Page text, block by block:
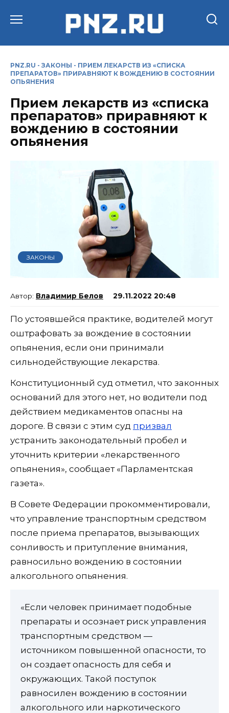
PNZ.RU - ЗАКОНЫ - ПРИЕМ ЛЕКАРСТВ ИЗ «СПИСКА
ПРЕПАРАТОВ» ПРИРАВНЯЮТ К ВОЖДЕНИЮ В СОСТОЯНИИ
ОПЬЯНЕНИЯ
Прием лекарств из «списка
препаратов» приравняют к
вождению в состоянии
опьянения
ЗАКОНЫ
Владимир Белов 29.11.2022 20:48
По устоявшейся практике, водителей могут
оштрафовать за вождение в состоянии
опьянения, если они принимали
сильнодействующие лекарства.
Конституционный суд отметил, что законных
оснований для этого нет, но водители под
действием медикаментов опасны на
дороге. В связи с этим суд призвал
устранить законодательный пробел и
уточнить критерии «лекарственного
опьянения», сообщает «Парламентская
газета».
В Совете Федерации прокомментировали,
что управление транспортным средством
после приема препаратов, вызывающих
сонливость и притупление внимания,
равносильно вождению в состоянии
алкогольного опьянения.
«Если человек принимает подобные
препараты и осознает риск управления
транспортным средством —
источником повышенной опасности, то
он создает опасность для себя и
окружающих. Такой поступок
равносилен вождению в состоянии
алкогольного или наркотического